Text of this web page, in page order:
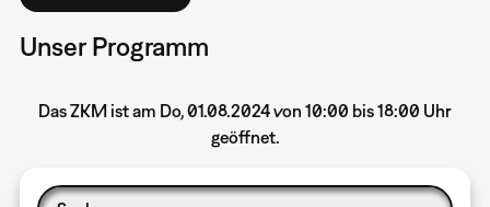
Unser Programm
Das ZKM ist am Do, 01.08.2024 von 10:00 bis 18:00 Uhr
geöffnet.